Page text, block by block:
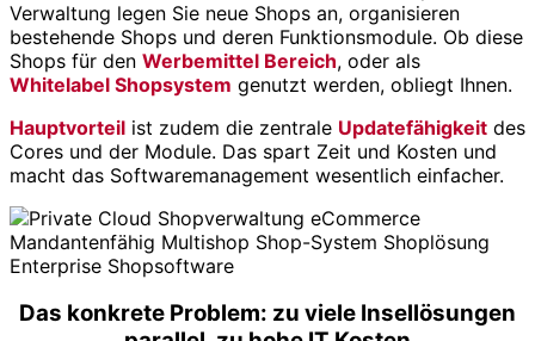
Verwaltung legen Sie neue Shops an, organisieren
bestehende Shops und deren Funktionsmodule. Ob diese
Shops für den Werbemittel Bereich, oder als
Whitelabel Shopsystem genutzt werden, obliegt Ihnen.
Hauptvorteil ist zudem die zentrale Updatefähigkeit des
Cores und der Module. Das spart Zeit und Kosten und
macht das Softwaremanagement wesentlich einfacher.
Das konkrete Problem: zu viele Insellösungen